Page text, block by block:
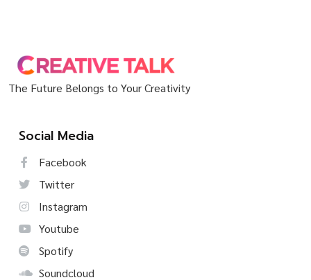
The Future Belongs to Your Creativity
Social Media
Facebook
Twitter
Instagram
Youtube
Spotify
Soundcloud